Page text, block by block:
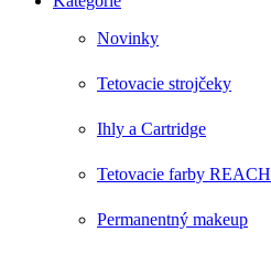
Novinky
Tetovacie strojčeky
Ihly a Cartridge
Tetovacie farby REACH
Permanentný makeup